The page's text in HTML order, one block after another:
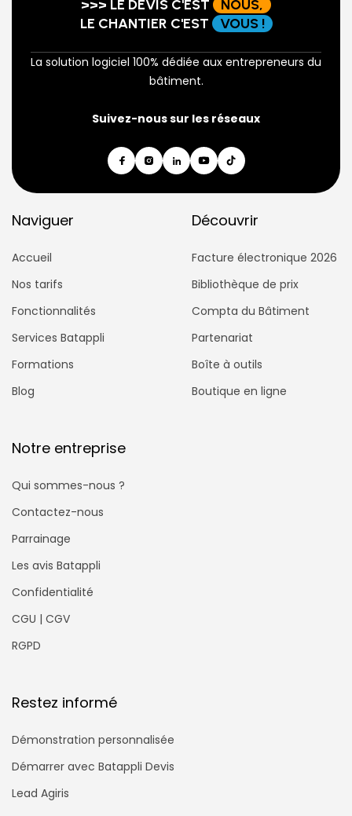
>>> LE DEVIS C'EST
NOUS,
LE CHANTIER C'EST
VOUS !
La solution logiciel 100% dédiée aux entrepreneurs du
bâtiment.
Suivez-nous sur les réseaux
Naviguer
Accueil
Nos tarifs
Fonctionnalités
Services Batappli
Formations
Blog
Découvrir
Facture électronique 2026
Bibliothèque de prix
Compta du Bâtiment
Partenariat
Boîte à outils
Boutique en ligne
Notre entreprise
Qui sommes-nous ?
Contactez-nous
Parrainage
Les avis Batappli
Confidentialité
CGU | CGV
RGPD
Restez informé
Démonstration personnalisée
Démarrer avec Batappli Devis
Lead Agiris